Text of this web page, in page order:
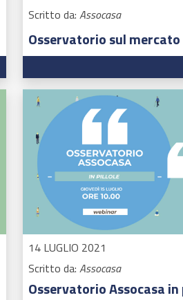
Scritto da: Assocasa
Osservatorio sul
14 LUGLIO 2021
Scritto da: Assocasa
Osservatorio Assocasa